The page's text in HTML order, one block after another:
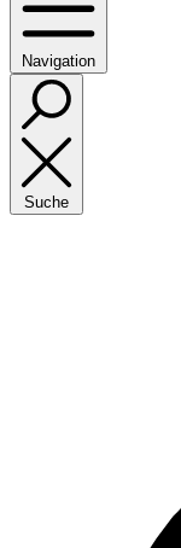
Navigation
Suche